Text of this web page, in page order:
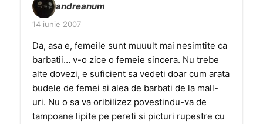
andreanum
14 iunie 2007
Da, asa e, femeile sunt muuult mai nesimtite ca
barbatii… v-o zice o femeie sincera. Nu trebe
alte dovezi, e suficient sa vedeti doar cum arata
budele de femei si alea de barbati de la mall-
uri. Nu o sa va oribilizez povestindu-va de
tampoane lipite pe pereti si picturi rupestre cu